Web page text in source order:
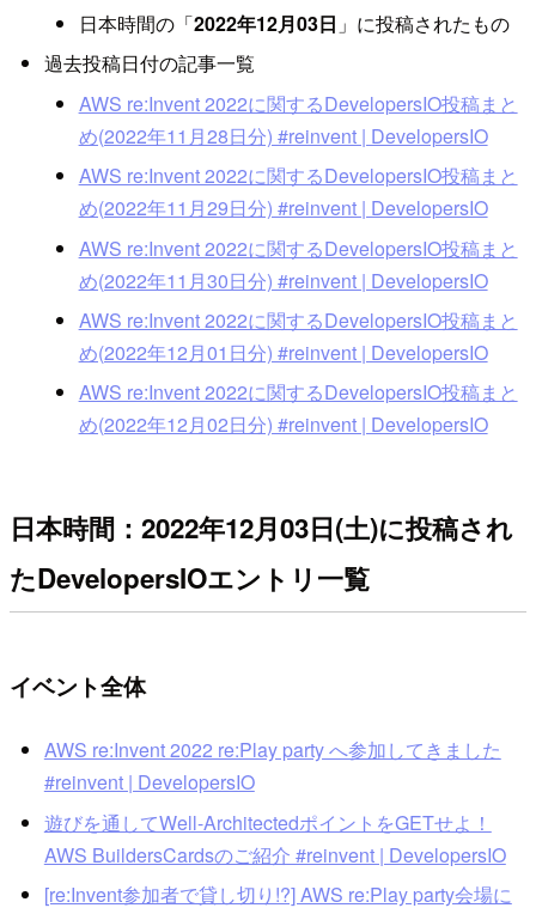
日本時間の「2022年12月03日 」に投稿されたもの
過去投稿日付の記事一覧
AWS re:Invent 2022に関するDevelopersIO投稿まと
め(2022年11月28日分) #reinvent | DevelopersIO
AWS re:Invent 2022に関するDevelopersIO投稿まと
め(2022年11月29日分) #reinvent | DevelopersIO
AWS re:Invent 2022に関するDevelopersIO投稿まと
め(2022年11月30日分) #reinvent | DevelopersIO
AWS re:Invent 2022に関するDevelopersIO投稿まと
め(2022年12月01日分) #reinvent | DevelopersIO
AWS re:Invent 2022に関するDevelopersIO投稿まと
め(2022年12月02日分) #reinvent | DevelopersIO
日本時間：2022年12月03日(土)に投稿され
たDevelopersIOエントリ一覧
イベント全体
AWS re:Invent 2022 re:Play party へ参加してきました
#reinvent | DevelopersIO
遊びを通してWell-ArchitectedポイントをGETせよ！
AWS BuildersCardsのご紹介 #reinvent | DevelopersIO
[re:Invent参加者で貸し切り!?] AWS re:Play party会場に